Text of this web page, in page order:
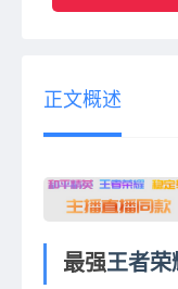
正文概述
最强王者荣